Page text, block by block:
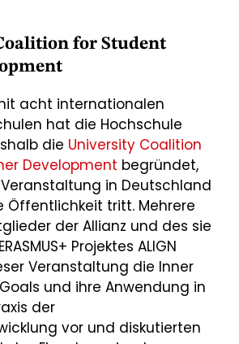
for Student
acht internationalen
hat die Hochschule
die University Coalition
Development begründet,
in Deutschland
Öffentlichkeit tritt. Mehrere
der Allianz und des sie
Projektes ALIGN
Veranstaltung die Inner
und ihre Anwendung in
der
vor und diskutierten